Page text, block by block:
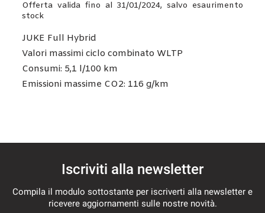
Offerta valida fino al 31/01/2024, salvo esaurimento
stock
JUKE Full Hybrid
Valori massimi ciclo combinato WLTP
Consumi: 5,1 l/100 km
Emissioni massime CO2: 116 g/km
Iscriviti alla newsletter
Compila il modulo sottostante per iscriverti alla newsletter e
ricevere aggiornamenti sulle nostre novità.